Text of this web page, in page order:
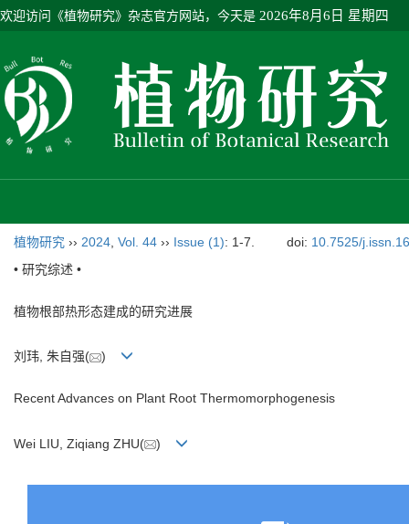
欢迎访问《植物研究》杂志官方网站，今天是 2026年8月6日 星期四
植物研究 ›› 2024 Vol. 44 ›› Issue (1): 1-7. doi: 10.7525/
• 研究综述 •
植物根部热形态建成的研究进展
刘玮, 朱自强( )
Recent Advances on Plant Root Thermomorphogenesis
Wei LIU, Ziqiang ZHU( )